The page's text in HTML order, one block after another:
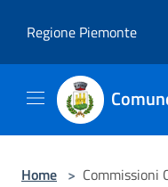
Regione Piemonte
Home > Commissioni